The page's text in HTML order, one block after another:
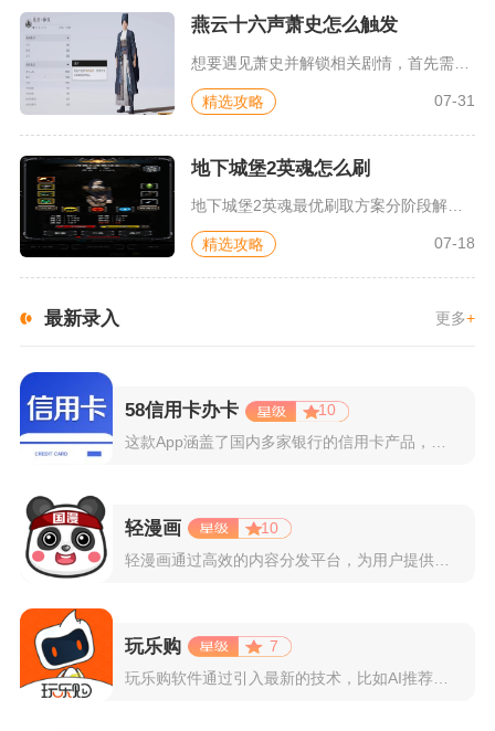
燕云十六声萧史怎么触发
想要遇见萧史并解锁相关剧情，首先需要前往开封寿昌坊附近祠堂屋...
精选攻略 07-31
地下城堡2英魂怎么刷
地下城堡2英魂最优刷取方案分阶段解锁地图循环刷取，新手依托图...
精选攻略 07-18
最新录入 更多+
58信用卡办卡
10
这款App涵盖了国内多家银行的信用卡产品，支持用户根据自己的...
轻漫画
10
轻漫画通过高效的内容分发平台，为用户提供高清、全彩的漫画阅读...
玩乐购
7
玩乐购软件通过引入最新的技术，比如AI推荐算法、AR试穿功能...